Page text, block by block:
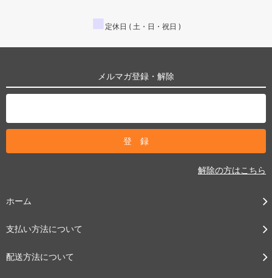
■ 定休日 ( 土・日・祝日 )
メルマガ登録・解除
解除の方はこちら
ホーム
支払い方法について
配送方法について